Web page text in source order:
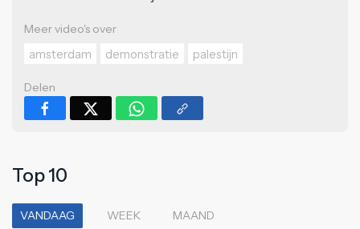
Meer video's over
amsterdam
demonstratie palestijn
Delen
Top 10
VANDAAG WEEK MAAND